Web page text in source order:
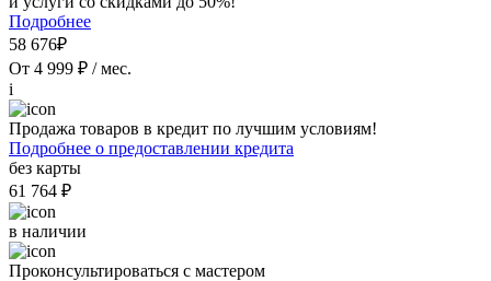
Подробнее
58 676₽
От 4 999 ₽ / мес.
i
Продажа товаров в кредит по лучшим условиям!
Подробнее о предоставлении кредита
без карты
61 764 ₽
в наличии
Проконсультироваться с мастером